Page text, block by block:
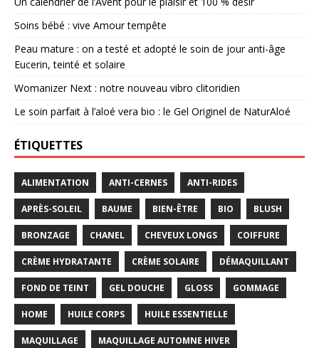
Soins bébé : vive Amour tempête
Peau mature : on a testé et adopté le soin de jour anti-âge
Eucerin, teinté et solaire
Womanizer Next : notre nouveau vibro clitoridien
Le soin parfait à l’aloé vera bio : le Gel Originel de NaturAloé
ÉTIQUETTES
ALIMENTATION ANTI-CERNES ANTI-RIDES
APRÈS-SOLEIL BAUME BIEN-ÊTRE BIO BLUSH
BRONZAGE CHANEL CHEVEUX LONGS COIFFURE
CRÈME HYDRATANTE CRÈME SOLAIRE DÉMAQUILLANT
FOND DE TEINT GEL DOUCHE GLOSS GOMMAGE
HOME HUILE CORPS HUILE ESSENTIELLE
MAQUILLAGE MAQUILLAGE AUTOMNE HIVER